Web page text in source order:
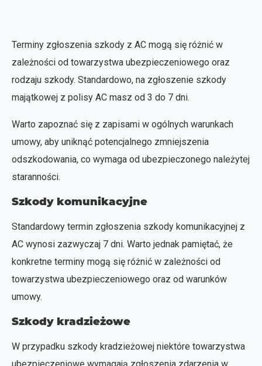
Terminy zgłoszenia szkody z AC mogą się różnić w
zależności od towarzystwa ubezpieczeniowego oraz
rodzaju szkody. Standardowo, na zgłoszenie szkody
majątkowej z polisy AC masz od 3 do 7 dni.
Warto zapoznać się z zapisami w ogólnych warunkach
umowy, aby uniknąć potencjalnego zmniejszenia
odszkodowania, co wymaga od ubezpieczonego należytej
staranności.
Szkody komunikacyjne
Standardowy termin zgłoszenia szkody komunikacyjnej z
AC wynosi zazwyczaj 7 dni. Warto jednak pamiętać, że
konkretne terminy mogą się różnić w zależności od
towarzystwa ubezpieczeniowego oraz od warunków
umowy.
Szkody kradzieżowe
W przypadku szkody kradzieżowej niektóre towarzystwa